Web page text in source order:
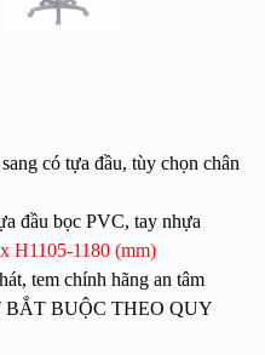
có tựa đầu, tùy chọn chân
đầu bọc PVC, tay nhựa
H1105-1180 (mm)
tem chính hãng an tâm
BUỘC THEO QUY